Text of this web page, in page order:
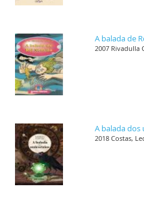
A balada de
2007 Rivadulla
A balada dos
2018 Costas,